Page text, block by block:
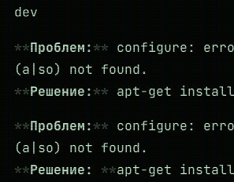
dev
Проблем:
configure:
(a|so) not found.
Решение:
apt-get install
Проблем:
configure:
(a|so) not found.
Решение:
apt-get install